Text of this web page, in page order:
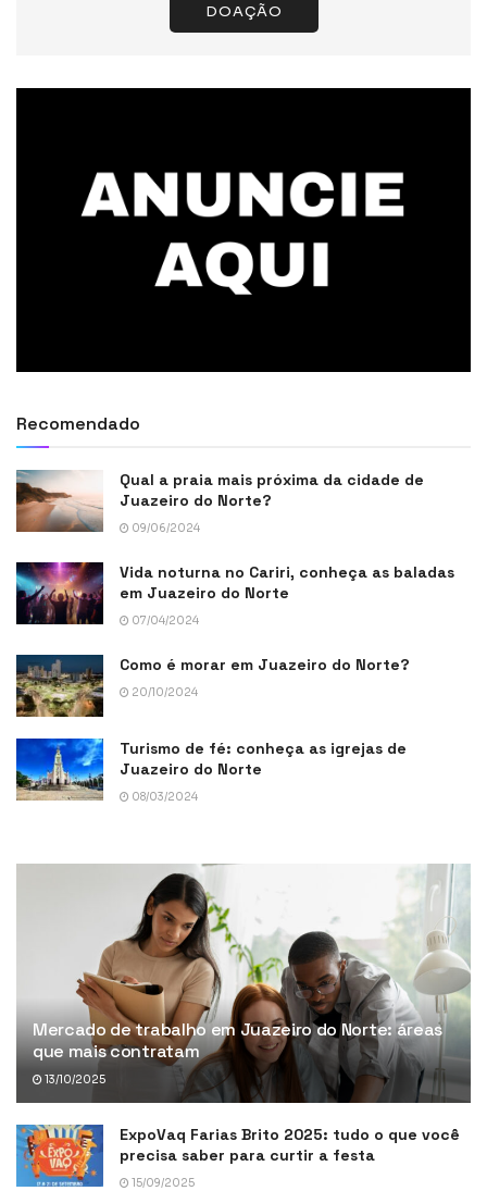
DOAÇÃO
Recomendado
Qual a praia mais próxima da cidade de
Juazeiro do Norte?
09/06/2024
Vida noturna no Cariri, conheça as baladas
em Juazeiro do Norte
07/04/2024
Como é morar em Juazeiro do Norte?
20/10/2024
Turismo de fé: conheça as igrejas de
Juazeiro do Norte
08/03/2024
Mercado de trabalho em Juazeiro do Norte: áreas
que mais contratam
13/10/2025
ExpoVaq Farias Brito 2025: tudo o que você
precisa saber para curtir a festa
15/09/2025